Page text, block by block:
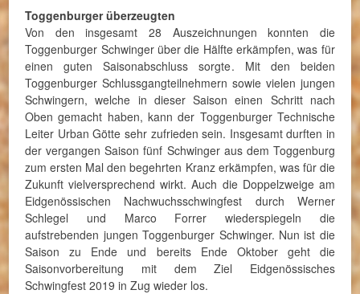
Toggenburger überzeugten
Von den insgesamt 28 Auszeichnungen konnten die
Toggenburger Schwinger über die Hälfte erkämpfen, was für
einen guten Saisonabschluss sorgte. Mit den beiden
Toggenburger Schlussgangteilnehmern sowie vielen jungen
Schwingern, welche in dieser Saison einen Schritt nach
Oben gemacht haben, kann der Toggenburger Technische
Leiter Urban Götte sehr zufrieden sein. Insgesamt durften in
der vergangen Saison fünf Schwinger aus dem Toggenburg
zum ersten Mal den begehrten Kranz erkämpfen, was für die
Zukunft vielversprechend wirkt. Auch die Doppelzweige am
Eidgenössischen Nachwuchsschwingfest durch Werner
Schlegel und Marco Forrer wiederspiegeln die
aufstrebenden jungen Toggenburger Schwinger. Nun ist die
Saison zu Ende und bereits Ende Oktober geht die
Saisonvorbereitung mit dem Ziel Eidgenössisches
Schwingfest 2019 in Zug wieder los.